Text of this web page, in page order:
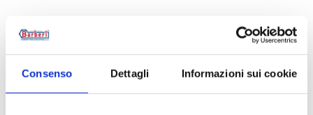
Consenso Dettagli Informazioni sui cookie
Код артикула Соединительные